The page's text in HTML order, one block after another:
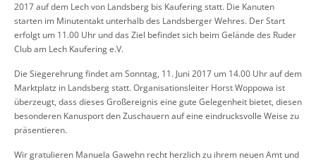
2017 auf dem Lech von Landsberg bis Kaufering statt. Die Kanuten
starten im Minutentakt unterhalb des Landsberger Wehres. Der Start
erfolgt um 11.00 Uhr und das Ziel befindet sich beim Gelände des Ruder
Club am Lech Kaufering e.V.
Die Siegerehrung findet am Sonntag, 11. Juni 2017 um 14.00 Uhr auf dem
Marktplatz in Landsberg statt. Organisationsleiter Horst Woppowa ist
überzeugt, dass dieses Großereignis eine gute Gelegenheit bietet, diesen
besonderen Kanusport den Zuschauern auf eine eindrucksvolle Weise zu
präsentieren.
Wir gratulieren Manuela Gawehn recht herzlich zu ihrem neuen Amt und